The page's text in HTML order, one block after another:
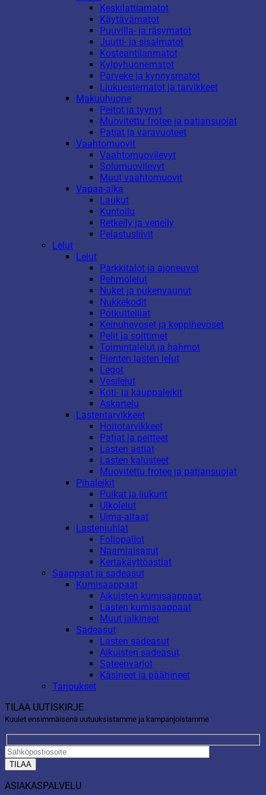
Keskilattiamatot
Käytävämatot
Puuvilla- ja räsymatot
Juutti- ja sisalmatot
Kosteantilanmatot
Kylpyhuonematot
Parveke ja kynnysmatot
Liukuestematot ja tarvikkeet
Makuuhuone
Peitot ja tyynyt
Muovitettu frotee ja patjansuojat
Patjat ja varavuoteet
Vaahtomuovit
Vaahtomuovilevyt
Solumuovilevyt
Muut vaahtomuovit
Vapaa-aika
Laukut
Kuntoilu
Retkeily ja veneily
Pelastusliivit
Lelut
Lelut
Parkkitalot ja ajoneuvot
Pehmolelut
Nuket ja nukenvaunut
Nukkekodit
Potkuttelijat
Keinuhevoset ja keppihevoset
Pelit ja soittimet
Toimintalelut ja hahmot
Pienten lasten lelut
Legot
Vesilelut
Koti- ja kauppaleikit
Askartelu
Lastentarvikkeet
Hoitotarvikkeet
Patjat ja peitteet
Lasten astiat
Lasten kalusteet
Muovitettu frotee ja patjansuojat
Pihaleikit
Pulkat ja liukurit
Ulkolelut
Uima-altaat
Lastenjuhlat
Foliopallot
Naamiaisasut
Kertakäyttöastiat
Saappaat ja sadeasut
Kumisaappaat
Aikuisten kumisaappaat
Lasten kumisaappaat
Muut jalkineet
Sadeasut
Lasten sadeasut
Aikuisten sadeasut
Sateenvarjot
Käsineet ja päähineet
Tarjoukset
TILAA UUTISKIRJE
Kuulet ensimmäisenä uutuuksistamme ja kampanjoistamme
ASIAKASPALVELU